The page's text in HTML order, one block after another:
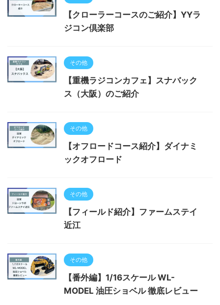
【クローラーコースのご紹介】YYラ
ジコン倶楽部
その他
【重機ラジコンカフェ】スナバック
ス（大阪）のご紹介
その他
【オフロードコース紹介】ダイナミ
ックオフロード
その他
【フィールド紹介】ファームステイ
近江
その他
【番外編】1/16スケール WL-
MODEL 油圧ショベル 徹底レビュー